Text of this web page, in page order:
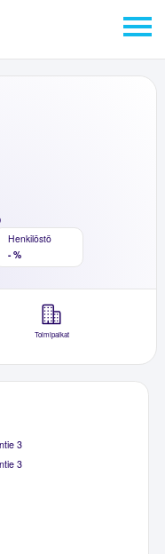
Henkilöstö
- %
Toimipaikat
3
3